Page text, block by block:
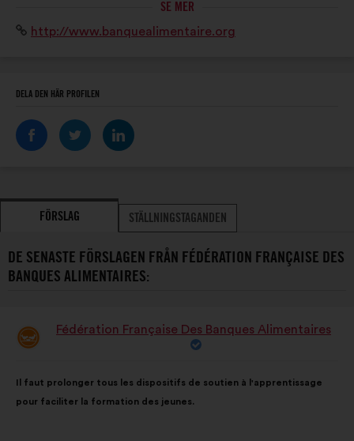
public.
SE MER
Webbplats:
http://www.banquealimentaire.org
DELA DEN HÄR PROFILEN
FÖRSLAG STÄLLNINGSTAGANDEN
DE SENASTE FÖRSLAGEN FRÅN FÉDÉRATION FRANÇAISE DES
BANQUES ALIMENTAIRES:
Förslag
Fédération Française Des Banques Alimentaires
i
förslaget:
Il faut prolonger tous les dispositifs de soutien à l'apprentissage
pour faciliter la formation des jeunes.
på: